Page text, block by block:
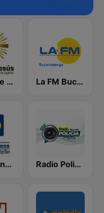
La Voz de Jesús La FM Bucaramanga
Radio Minuto de Dios Medellín Radio Policía 92.4 FM